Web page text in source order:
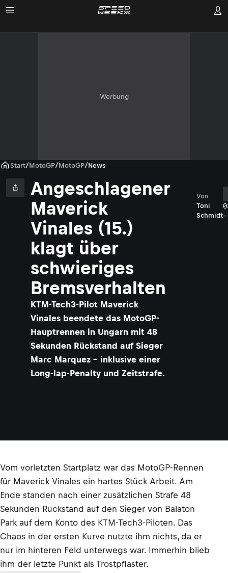
Werbung
Start/MotoGP/MotoGP/News
Angeschlagener
Maverick
Vinales (15.)
klagt über
schwieriges
Bremsverhalten
KTM-Tech3-Pilot Maverick
Vinales beendete das MotoGP-
Hauptrennen in Ungarn mit 48
Sekunden Rückstand auf Sieger
Marc Marquez – inklusive einer
Long-lap-Penalty und Zeitstrafe.
Toni
Schmidt
Von
Vom vorletzten Startplatz war das MotoGP-Rennen
für Maverick Vinales ein hartes Stück Arbeit. Am
Ende standen nach einer zusätzlichen Strafe 48
Sekunden Rückstand auf den Sieger von Balaton
Park auf dem Konto des KTM-Tech3-Piloten. Das
Chaos in der ersten Kurve nutzte ihm nichts, da er
nur im hinteren Feld unterwegs war. Immerhin blieb
ihm der letzte Punkt als Trostpflaster.